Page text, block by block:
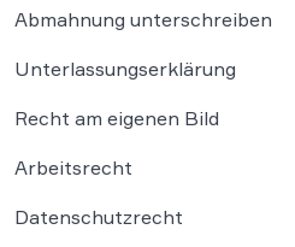
Abmahnung unterschreiben
Unterlassungserklärung
Recht am eigenen Bild
Arbeitsrecht
Datenschutzrecht